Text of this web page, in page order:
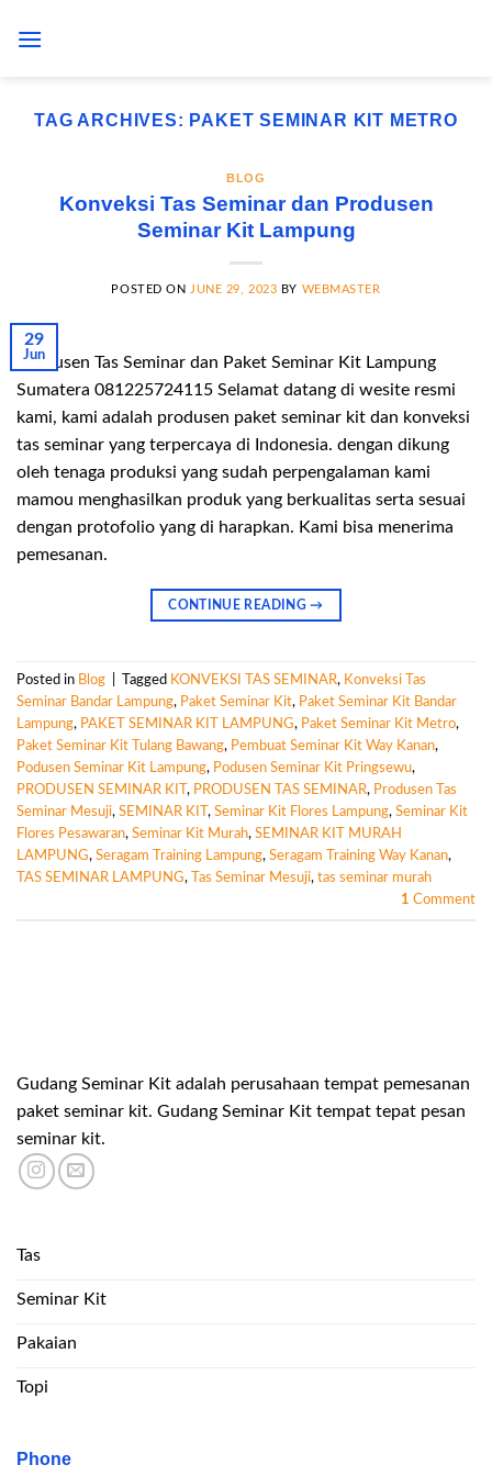
TAG ARCHIVES: PAKET SEMINAR KIT METRO
BLOG
Konveksi Tas Seminar dan Produsen
Seminar Kit Lampung
POSTED ON JUNE 29, 2023 BY WEBMASTER
29
Jun
Produsen Tas Seminar dan Paket Seminar Kit Lampung
Sumatera 081225724115 Selamat datang di wesite resmi
kami, kami adalah produsen paket seminar kit dan konveksi
tas seminar yang terpercaya di Indonesia. dengan dikung
oleh tenaga produksi yang sudah perpengalaman kami
mamou menghasilkan produk yang berkualitas serta sesuai
dengan protofolio yang di harapkan. Kami bisa menerima
pemesanan.
CONTINUE READING→
Posted in Blog Tagged KONVEKSI TAS SEMINAR, Konveksi Tas
Seminar Bandar Lampung, Paket Seminar Kit, Paket Seminar Kit Bandar
Lampung, PAKET SEMINAR KIT LAMPUNG, Paket Seminar Kit Metro,
Paket Seminar Kit Tulang Bawang, Pembuat Seminar Kit Way Kanan,
Podusen Seminar Kit Lampung, Podusen Seminar Kit Pringsewu,
PRODUSEN SEMINAR KIT , PRODUSEN TAS SEMINAR, Produsen Tas
Seminar Mesuji, SEMINAR KIT , Seminar Kit Flores Lampung, Seminar Kit
Flores Pesawaran, Seminar Kit Murah, SEMINAR KIT MURAH
LAMPUNG, Seragam Training Lampung, Seragam Training Way Kanan,
TAS SEMINAR LAMPUNG, Tas Seminar Mesuji, tas seminar murah
1 Comment
Gudang Seminar Kit adalah perusahaan tempat pemesanan
paket seminar kit. Gudang Seminar Kit tempat tepat pesan
seminar kit.
Tas
Seminar Kit
Pakaian
Topi
Phone